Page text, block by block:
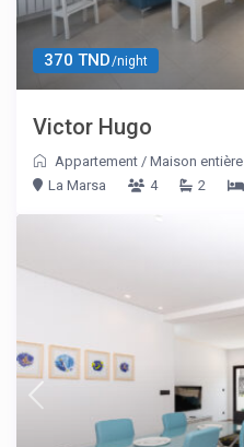
370 TND/night
Victor Hugo
Appartement /Maison entière
La Marsa
4 2